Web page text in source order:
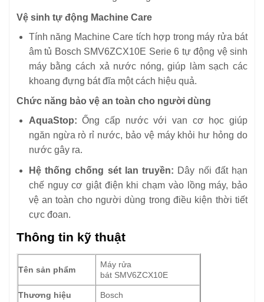
Vệ sinh tự động Machine Care
Tính năng Machine Care tích hợp trong máy rửa bát
âm tủ Bosch SMV6ZCX10E Serie 6 tự động vệ sinh
máy bằng cách xả nước nóng, giúp làm sạch các
khoang đựng bát đĩa một cách hiệu quả.
Chức năng bảo vệ an toàn cho người dùng
AquaStop: Ống cấp nước với van cơ học giúp
ngăn ngừa rò rỉ nước, bảo vệ máy khỏi hư hỏng do
nước gây ra.
Hệ thống chống sét lan truyền: Dây nối đất hạn
chế nguy cơ giật điện khi chạm vào lồng máy, bảo
vệ an toàn cho người dùng trong điều kiện thời tiết
cực đoan.
Thông tin kỹ thuật
Tên sản phẩm
Máy rửa
bát SMV6ZCX10E
Thương hiệu Bosch